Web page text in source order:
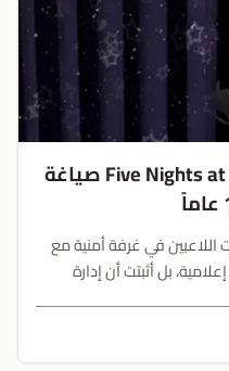
كيف أعادت لعبة Five Nights at Freddy's صياغة
اللاعبين في غرفة أمنية مع
بل أثبتت أن إدارة